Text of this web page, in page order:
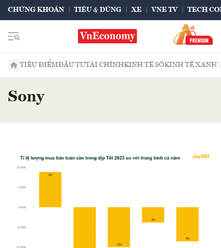
CHỨNG KHOÁN TIÊU & DÙNG XE VNE TV TECH
TIÊU ĐIỂMĐẦU TƯTÀI CHÍNHKINH TẾ SỐKINH TẾ XANH
Sony